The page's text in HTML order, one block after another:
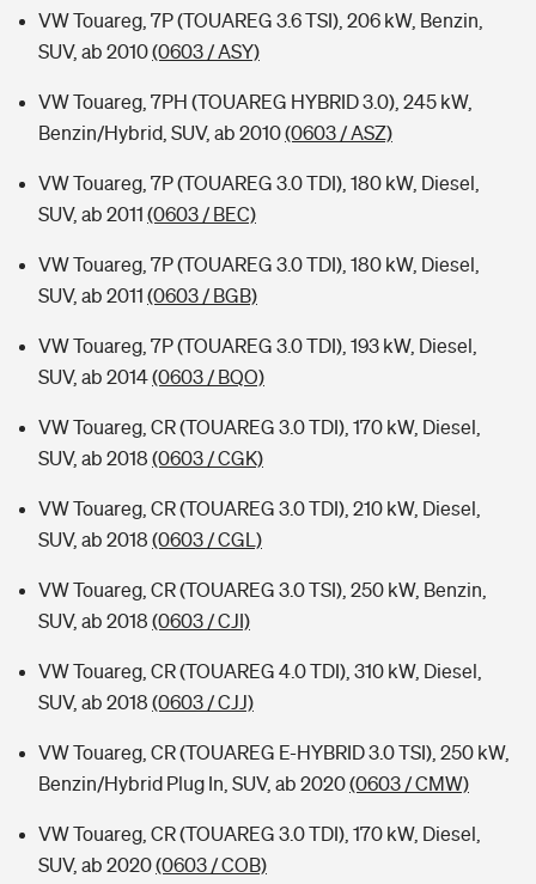
VW Touareg, 7P (TOUAREG 3.6 TSI), 206 kW, Benzin,
SUV, ab 2010(0603 / ASY)
VW Touareg, 7PH (TOUAREG HYBRID 3.0), 245 kW,
Benzin/Hybrid, SUV, ab 2010(0603 / ASZ)
VW Touareg, 7P (TOUAREG 3.0 TDI), 180 kW, Diesel,
SUV, ab 2011 (0603 / BEC)
VW Touareg, 7P (TOUAREG 3.0 TDI), 180 kW, Diesel,
SUV, ab 2011 (0603 / BGB)
VW Touareg, 7P (TOUAREG 3.0 TDI), 193 kW, Diesel,
SUV, ab 2014(0603 / BQO)
VW Touareg, CR (TOUAREG 3.0 TDI), 170 kW, Diesel,
SUV, ab 2018 (0603 / CGK)
VW Touareg, CR (TOUAREG 3.0 TDI), 210 kW, Diesel,
SUV, ab 2018 (0603 / CGL)
VW Touareg, CR (TOUAREG 3.0 TSI), 250 kW, Benzin,
SUV, ab 2018 (0603 / CJI)
VW Touareg, CR (TOUAREG 4.0 TDI), 310 kW, Diesel,
SUV, ab 2018 (0603 / CJJ)
VW Touareg, CR (TOUAREG E-HYBRID 3.0 TSI), 250 kW,
Benzin/Hybrid Plug In, SUV, ab 2020(0603 / CMW)
VW Touareg, CR (TOUAREG 3.0 TDI), 170 kW, Diesel,
SUV, ab 2020(0603 / COB)